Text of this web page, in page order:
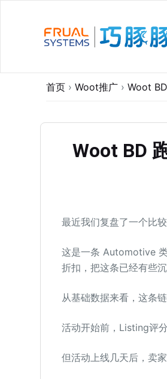
首页 › Woot推广 › Woot
Woot BD
最近我们复盘了一个比较
这是一条 Automotive
折扣，把这条已经有些
从基础数据来看，这条链
活动开始前，Listing评
但活动上线几天后，卖